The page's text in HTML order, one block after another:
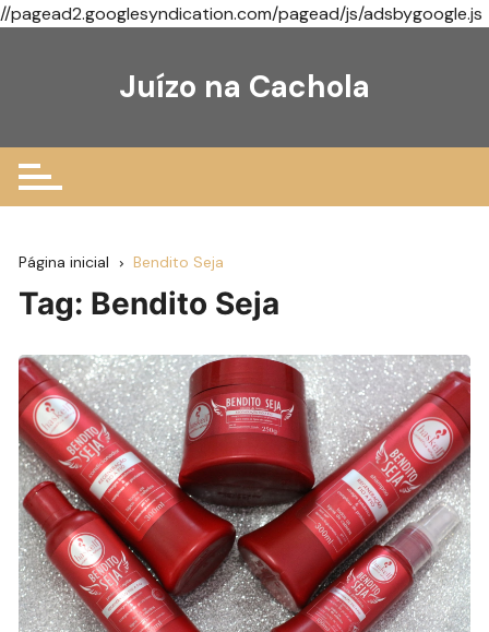
//pagead2.googlesyndication.com/pagead/js/adsbygoogle.js
Juízo na Cachola
Página inicial Bendito Seja
Tag: Bendito Seja